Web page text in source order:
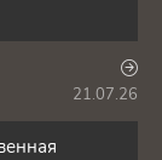
21.07.26